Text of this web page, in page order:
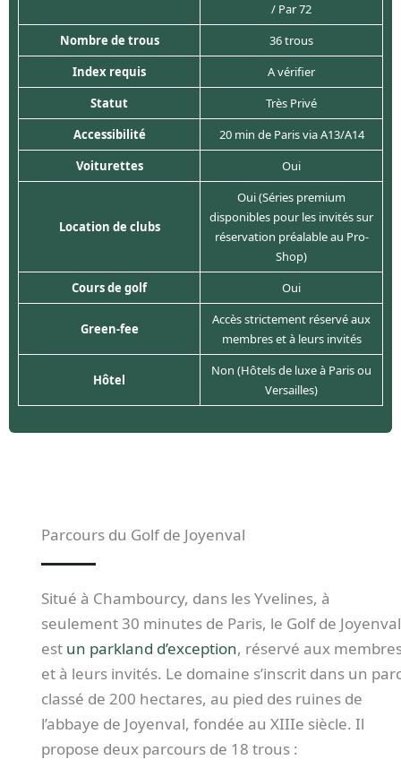
/ Par 72
Nombre de trous
36 trous
Index requis
A vérifier
Statut
Très Privé
Accessibilité
20 min de Paris via A13/A14
Voiturettes
Oui
Location de clubs
Oui (Séries premium
disponibles pour les invités sur
réservation préalable au Pro-
Shop)
Cours de golf
Oui
Green-fee
Accès strictement réservé aux
membres et à leurs invités
Hôtel
Non (Hôtels de luxe à Paris ou
Versailles)
Parcours du Golf de Joyenval
Situé à Chambourcy, dans les Yvelines, à
seulement 30 minutes de Paris, le Golf de Joyenval
est un parkland d’exception, réservé aux
et à leurs invités. Le domaine s’inscrit dans un
classé de 200 hectares, au pied des ruines de
l’abbaye de Joyenval, fondée au XIIIe siècle. Il
propose deux parcours de 18 trous :